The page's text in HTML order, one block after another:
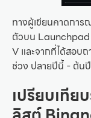
ทางผู้เขียนคาดการ
ตัวบน Launchpad
V และจากที่ได้สอบ
ช่วง ปลายปีนี้ - ต้น
เปรียบเทีย